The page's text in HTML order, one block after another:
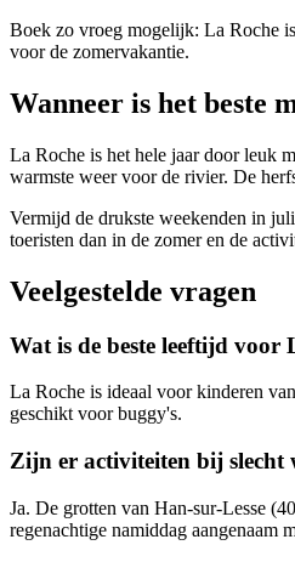
Boek zo vroeg mogelijk: La Roche
voor de zomervakantie.
Wanneer is het beste
La Roche is het hele jaar door leuk
warmste weer voor de rivier. De
Vermijd de drukste weekenden in
toeristen dan in de zomer en de
Veelgestelde vragen
Wat is de beste leeftijd voor
La Roche is ideaal voor kinderen
geschikt voor buggy's.
Zijn er activiteiten bij slecht
Ja. De grotten van Han-sur-Lesse
regenachtige namiddag aangenaam